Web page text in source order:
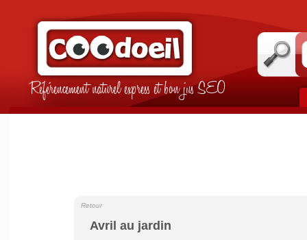
Référencement naturel express et bon jus SEO
Avril au jardin
Retour